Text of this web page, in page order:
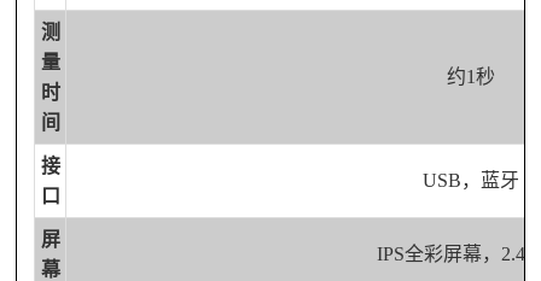
测
量
时
间
约1秒
接
口
USB，蓝牙
屏
幕
IPS全彩屏幕，2.4